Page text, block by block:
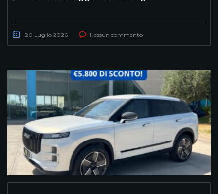
20 Luglio 2026 Nessun commento